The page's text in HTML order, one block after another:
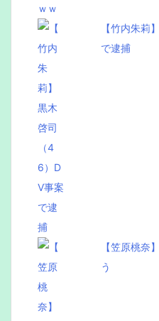
【竹内朱莉
で逮捕
【笠原桃奈
う